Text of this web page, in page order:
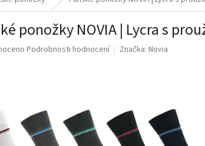
ponožky NOVIA | Lycra s
Podrobnosti hodnocení Značka: Novia